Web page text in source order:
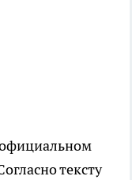
тексту